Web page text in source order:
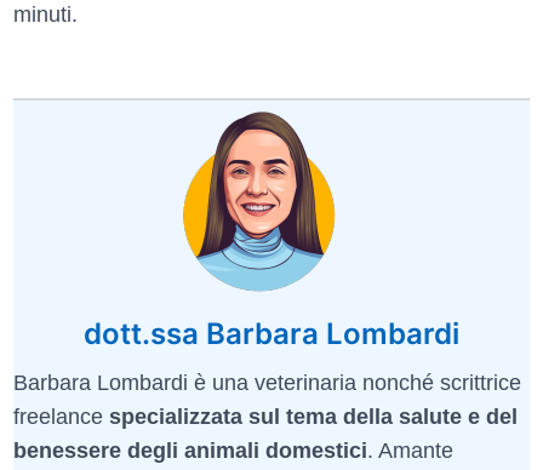
minuti.
dott.ssa Barbara Lombardi
Barbara Lombardi è una veterinaria nonché scrittrice
freelance specializzata sul tema della salute e del
benessere degli animali domestici. Amante